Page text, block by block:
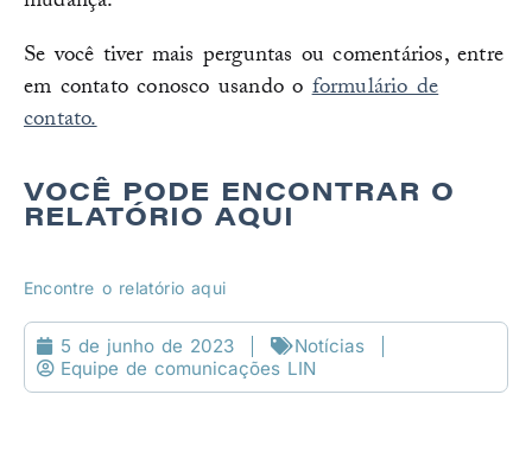
Se você tiver mais perguntas ou comentários, entre
em contato conosco usando oformulário de
contato.
VOCÊ PODE ENCONTRAR O
RELATÓRIO AQUI
Encontre o relatório aqui
5 de junho de 2023
Notícias
Equipe de comunicações LIN